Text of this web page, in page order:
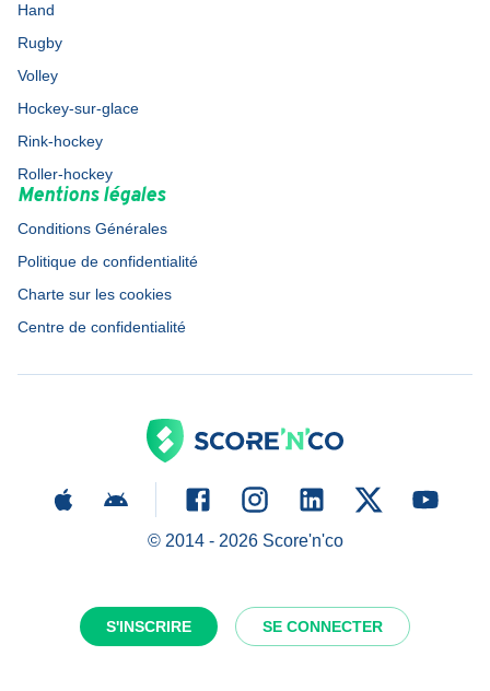
S'INSCRIRE SE CONNECTER
Hand
Rugby
Volley
Hockey-sur-glace
Rink-hockey
Roller-hockey
Mentions légales
Conditions Générales
Politique de confidentialité
Charte sur les cookies
Centre de confidentialité
© 2014 - 2026Score'n'co